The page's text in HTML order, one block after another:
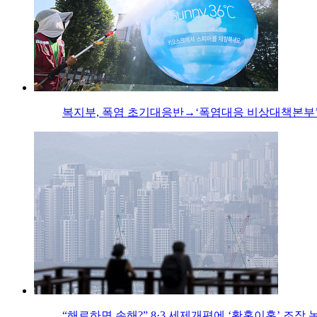
복지부, 폭염 초기대응반→‘폭염대응 비상대책본부